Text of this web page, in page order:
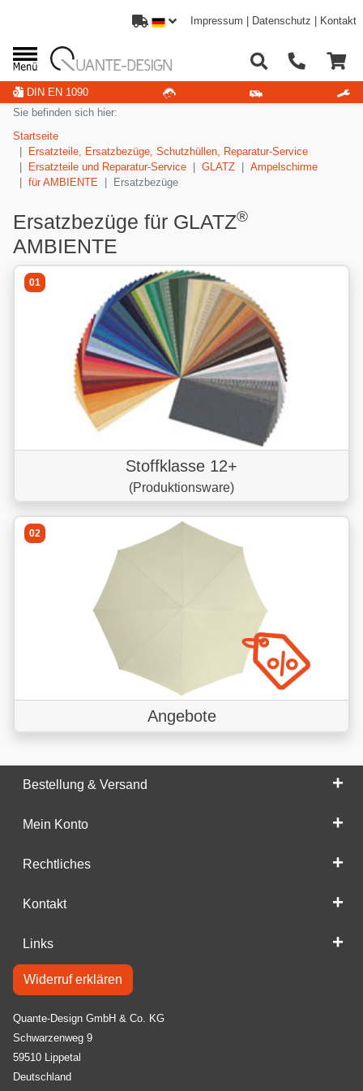
Impressum Datenschutz Kontakt
DIN EN 1090
Sie befinden sich hier:
Startseite
Ersatzteile, Ersatzbezüge, Schutzhüllen, Reparatur-Service
Ersatzteile und Reparatur-Service
GLATZ
Ampelschirme
für AMBIENTE
Ersatzbezüge
Ersatzbezüge für GLATZ®
AMBIENTE
01
Stoffklasse 12+
(Produktionsware)
02
Angebote
Bestellung & Versand
Mein Konto
Rechtliches
Kontakt
Links
Widerruf erklären
Quante-Design GmbH & Co. KG
Schwarzenweg 9
59510 Lippetal
Deutschland